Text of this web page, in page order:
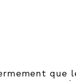
que